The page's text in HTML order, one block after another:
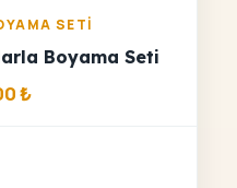
SETI
Boyama Seti
₺